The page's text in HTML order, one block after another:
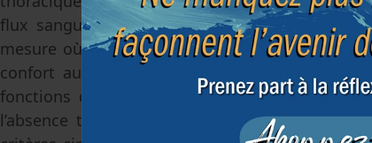
flux sanguins ne repartent pas vers le
mesure où la ligature des vaisseaux
confort au donneur - celui-ci est réputé mort
fonctions du cerveau. Or, il n’est pas certain
l’absence totale de flux vers le cerveau.